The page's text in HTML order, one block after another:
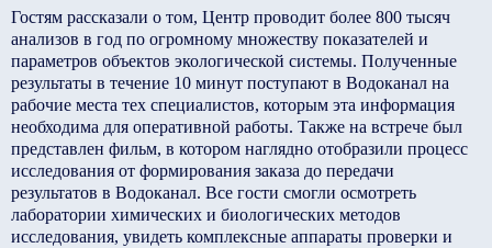
Гостям рассказали о том, Центр проводит более 800 тысяч
анализов в год по огромному множеству показателей и
параметров объектов экологической системы. Полученные
результаты в течение 10 минут поступают в Водоканал на
рабочие места тех специалистов, которым эта информация
необходима для оперативной работы. Также на встрече был
представлен фильм, в котором наглядно отобразили процесс
исследования от формирования заказа до передачи
результатов в Водоканал. Все гости смогли осмотреть
лаборатории химических и биологических методов
исследования, увидеть комплексные аппараты проверки и